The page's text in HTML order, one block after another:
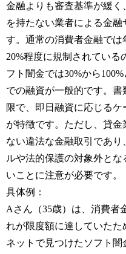
金融よりも審査基準が緩く
を持たない業者による金融
す。通常の消費者金融では
20%程度に規制されている
フト闇金では30%から
での融資が一般的です。書
限で、即日融資に応じるケ
が特徴です。ただし、貸金
ない違法な金融取引であり
ルや法的保護の対象外とな
いことに注意が必要です。
具体例：
Aさん（35歳）は、消費者
れが限度額に達していたた
ネットで見つけたソフト闇